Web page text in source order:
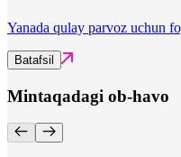
Yanada qulay parvoz uchun
Batafsil
Mintaqadagi ob-havo